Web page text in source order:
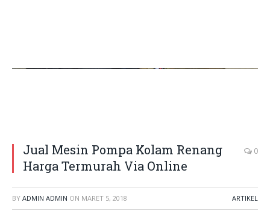
Jual Mesin Pompa Kolam Renang
Harga Termurah Via Online
0
BY ADMIN ADMIN ON MARET 5, 2018 ARTIKEL